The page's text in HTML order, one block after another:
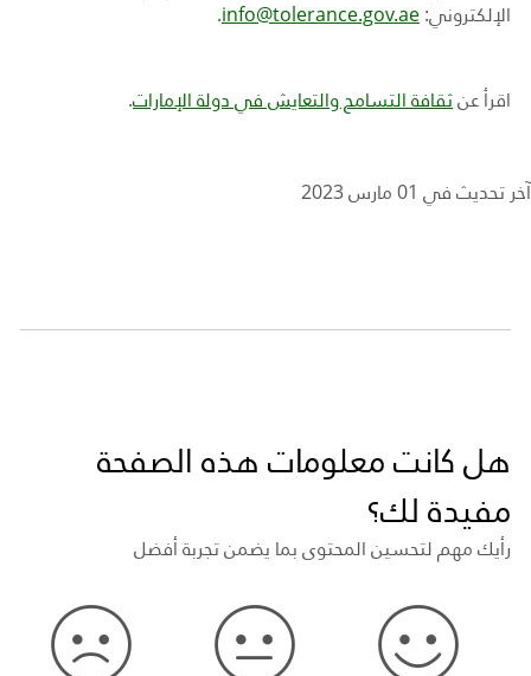
الإلكتروني: info@tolerance.gov.ae
.
اقرأ عنثقافة التسامح والتعايش في دولة الإمارات.
آخر تحديث في 01 مارس 2023
هل كانت معلومات هذه الصفحة
مفيدة لك؟
رأيك مهم لتحسين المحتوى بما يضمن تجربة أفضل